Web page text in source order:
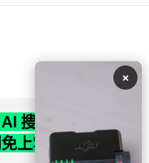
搜尋速度提升
上雲端
×